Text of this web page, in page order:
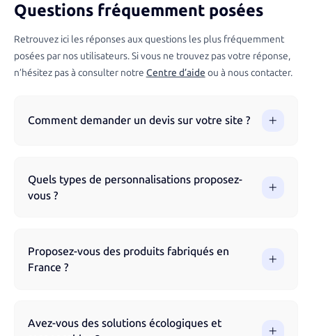
Questions fréquemment posées
Retrouvez ici les réponses aux questions les plus fréquemment
posées par nos utilisateurs. Si vous ne trouvez pas votre réponse,
n’hésitez pas à consulter notre Centre d’aide ou à nous contacter.
Comment demander un devis sur votre site ?
Notre équipe vous accompagne à chaque étape pour
garantir un résultat optimal.
Quels types de personnalisations proposez-
vous ?
gravure laser, flocage, impression UV et tampographie.
Chaque technique est adaptée au support choisi pour un
Proposez-vous des produits fabriqués en
France ?
l’économie locale. Nos articles Made in France respectent
Avez-vous des solutions écologiques et